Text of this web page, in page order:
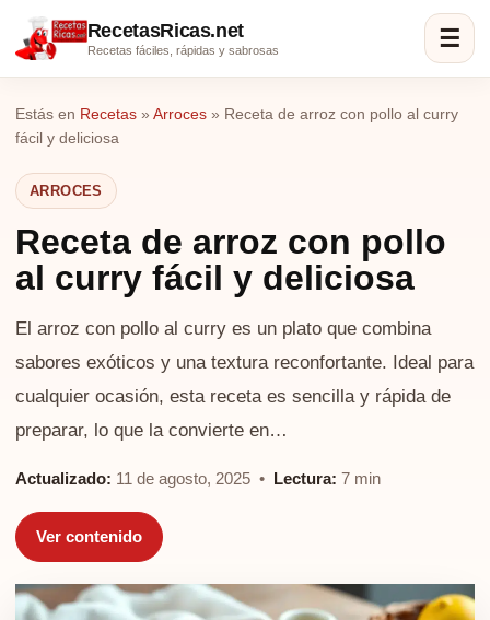
RecetasRicas.net
Recetas fáciles, rápidas y sabrosas ☰
Estás en Recetas » Arroces » Receta de arroz con pollo al curry
fácil y deliciosa
ARROCES
Receta de arroz con pollo
al curry fácil y deliciosa
El arroz con pollo al curry es un plato que combina
sabores exóticos y una textura reconfortante. Ideal para
cualquier ocasión, esta receta es sencilla y rápida de
preparar, lo que la convierte en…
Actualizado: 11 de agosto, 2025 • Lectura: 7 min
Ver contenido